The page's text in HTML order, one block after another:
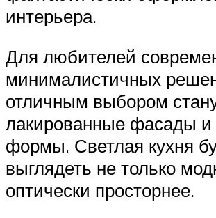
интерьера.
Для любителей
минималистичных
отличным выбором
лакированные фасады и
формы. Светлая кухня
выглядеть не только
оптически просторнее.